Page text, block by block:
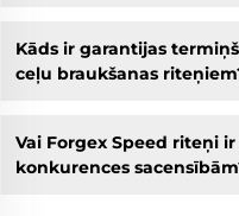
Kāds ir garantijas
ceļu braukšanas
Vai Forgex Speed riteņi
konkurences